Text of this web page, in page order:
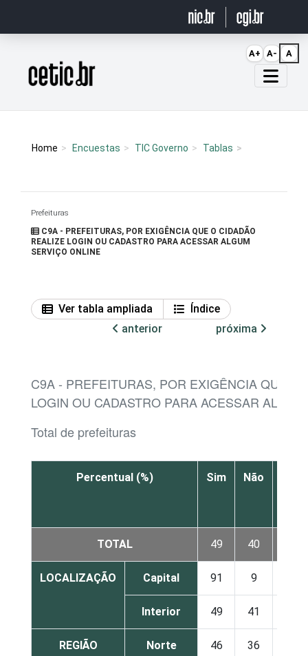
Página inicial
Home Encuestas TIC Governo Tablas
Prefeituras
C9A - PREFEITURAS, POR EXIGÊNCIA QUE O CIDADÃO
REALIZE LOGIN OU CADASTRO PARA ACESSAR ALGUM
SERVIÇO ONLINE
Ver tabla ampliada
Índice
anterior
próxima
C9A - PREFEITURAS, POR EXIGÊNCIA QUE O
LOGIN OU CADASTRO PARA ACESSAR
Total de prefeituras
Percentual (%) Sim Não
TOTAL 49 40
LOCALIZAÇÃO Capital 91 9
Interior 49 41
REGIÃO Norte 46 36
A+ A- A